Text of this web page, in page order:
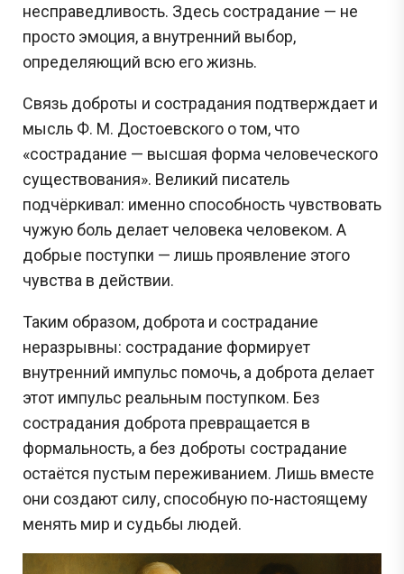
несправедливость. Здесь сострадание — не
просто эмоция, а внутренний выбор,
определяющий всю его жизнь.
Связь доброты и сострадания подтверждает и
мысль Ф. М. Достоевского о том, что
«сострадание — высшая форма человеческого
существования». Великий писатель
подчёркивал: именно способность чувствовать
чужую боль делает человека человеком. А
добрые поступки — лишь проявление этого
чувства в действии.
Таким образом, доброта и сострадание
неразрывны: сострадание формирует
внутренний импульс помочь, а доброта делает
этот импульс реальным поступком. Без
сострадания доброта превращается в
формальность, а без доброты сострадание
остаётся пустым переживанием. Лишь вместе
они создают силу, способную по-настоящему
менять мир и судьбы людей.